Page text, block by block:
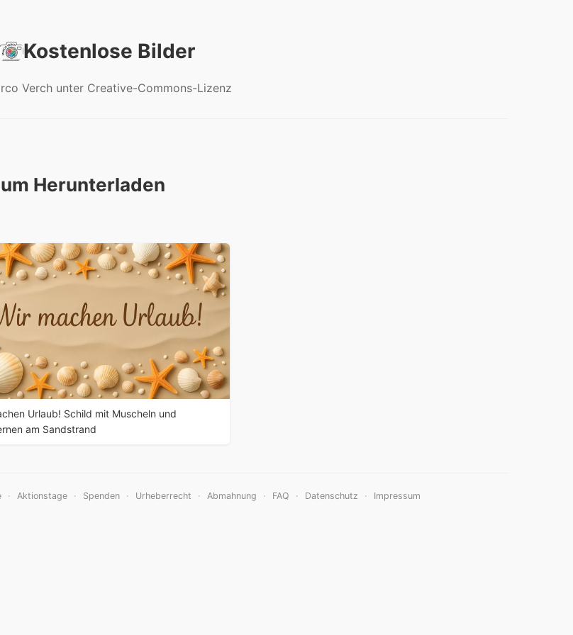
Kostenlose Bilder
Verch unter Creative-Commons-Lizenz
Herunterladen
Urlaub! Schild mit Muscheln und
am Sandstrand
· Aktionstage · Spenden · Urheberrecht · Abmahnung · FAQ · Datenschutz · Impressum